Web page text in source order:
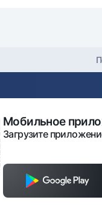
Мобильное
Загрузите